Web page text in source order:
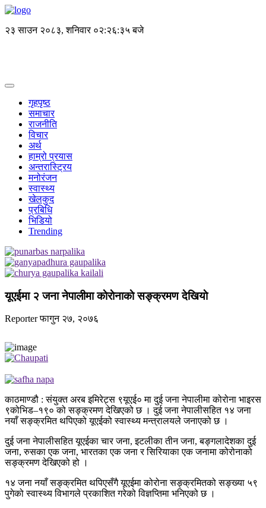
२३ साउन २०८३, शनिवार ०२:२६:३५ बजे
गृहपृष्ठ
समाचार
राजनीति
विचार
अर्थ
हाम्रो प्रयास
अन्तरास्ट्रिय
मनोरंजन
स्वास्थ्य
खेलकुद
प्रबिधि
भिडियो
Trending
यूएईमा २ जना नेपालीमा काेराेनाकाे सङ्क्रमण देखियाे
Reporterफागुन २७, २०७६
काठमाण्डौ : संयुक्त अरब इमिरेट्स ९यूएई० मा दुई जना नेपालीमा कोरोना भाइरस
९कोभिड–१९० को सङ्क्रमण देखिएको छ । दुई जना नेपालीसहित १४ जना
नयाँ सङ्क्रमित थपिएको यूएईको स्वास्थ्य मन्त्रालयले जनाएको छ ।
दुई जना नेपालीसहित यूएईका चार जना, इटलीका तीन जना, बङ्गलादेशका दुई
जना, रुसका एक जना, भारतका एक जना र सिरियाका एक जनामा कोरोनाको
सङ्क्रमण देखिएको हो ।
१४ जना नयाँ सङ्क्रमित थपिएसँगै यूएईमा कोरोना सङ्क्रमितको सङ्ख्या ५९
पुगेको स्वास्थ्य विभागले प्रकाशित गरेको विज्ञप्तिमा भनिएको छ ।